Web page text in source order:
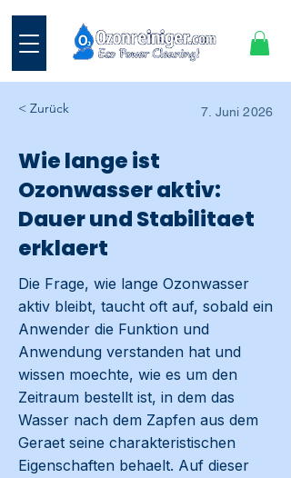
< Zurück 7. Juni 2026
Wie lange ist
Ozonwasser aktiv:
Dauer und Stabilitaet
erklaert
Die Frage, wie lange Ozonwasser
aktiv bleibt, taucht oft auf, sobald ein
Anwender die Funktion und
Anwendung verstanden hat und
wissen moechte, wie es um den
Zeitraum bestellt ist, in dem das
Wasser nach dem Zapfen aus dem
Geraet seine charakteristischen
Eigenschaften behaelt. Auf dieser